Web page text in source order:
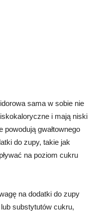
sama w sobie nie
i mają niski
gwałtownego
do zupy, takie jak
na poziom cukru
na dodatki do zupy
substytutów cukru,